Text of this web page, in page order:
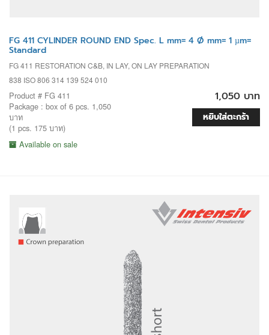
FG 411 CYLINDER ROUND END Spec. L mm= 4 Ø mm= 1 µm=
Standard
FG 411 RESTORATION C&B, IN LAY, ON LAY PREPARATION
838 ISO 806 314 139 524 010
Product # FG 411
Package : box of 6 pcs. 1,050
บาท
(1 pcs. 175 บาท)
Available on sale
1,050 บาท
หยิบใส่ตะกร้า